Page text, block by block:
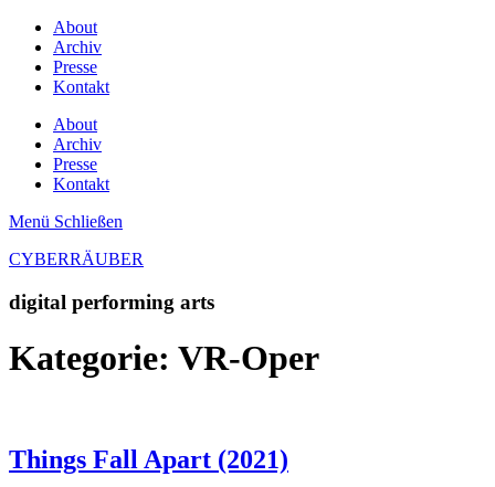
About
Archiv
Presse
Kontakt
About
Archiv
Presse
Kontakt
Menü Schließen
CYBERRÄUBER
digital performing arts
Kategorie: VR-Oper
Things Fall Apart (2021)